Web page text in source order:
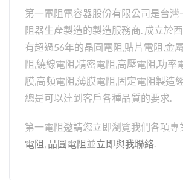
第一電阻電容器股份有限公司是台灣
阻器生產製造的製造服務商. 成立於
有超過56年的晶圓電阻,貼片電阻,金
阻,繞線電阻,精密電阻,高壓電阻,功率
膜,高頻電阻,薄膜電阻,固定電阻製造
總是可以達到客戶各種品質的要求.
第一電阻邀請您立即瀏覽我們各項專
電阻, 晶圓電阻並立即與我聯絡.